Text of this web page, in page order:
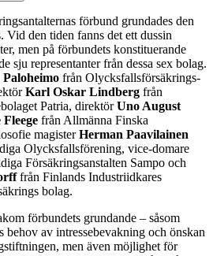
förbund grundades den
Vid den tiden fanns det ett dussin
men på förbundets konstituerande
sju representanter från dessa sex bolag.
från Olycksfallsförsäkrings-
Karl Oskar Lindberg från
Patria, direktörUno August
Fleege från Allmänna Finska
magisterHerman Paavilainen
Olycksfallsförening, vice-domare
Försäkringsanstalten Sampo och
från Finlands Industriidkares
bolag.
förbundets grundande – såsom
behov av intressebevakning och önskan
men även möjlighet för